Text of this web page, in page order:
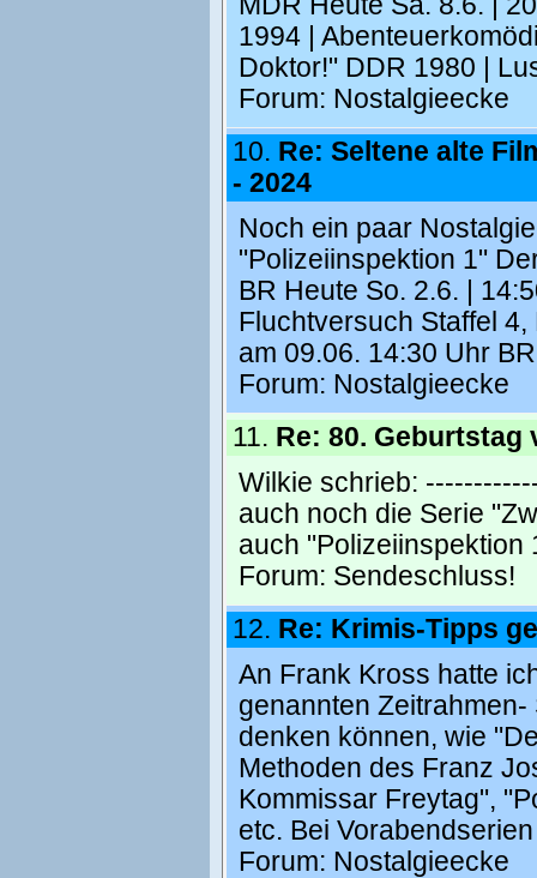
1994 |
Doktor!" DDR 1980 |
Forum: Nostalgieecke
10. Re: Seltene alte
- 2024
Noch ein paar
"Polizeiinspektion 1"
BR Heute So. 2.6. |
Fluchtversuch Staffel
am 09.06. 14:30 Uhr
Forum: Nostalgieecke
11. Re: 80. Geburtstag
Wilkie schrieb:
auch noch die Serie
auch "Polizeiinspektion
Forum: Sendeschluss!
12. Re: Krimis-Tipps
An Frank Kross hatte
genannten
denken können, wie
Methoden des Franz
Kommissar Freytag",
etc. Bei
Forum: Nostalgieecke